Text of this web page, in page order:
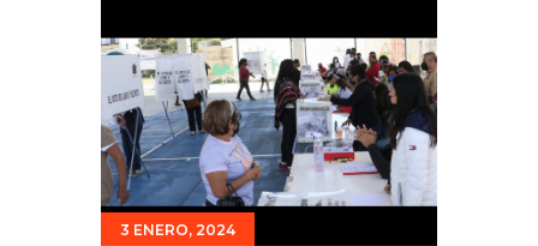
Eventos
Promociones
Noticias
Para ti
Contacto
3 ENERO, 2024